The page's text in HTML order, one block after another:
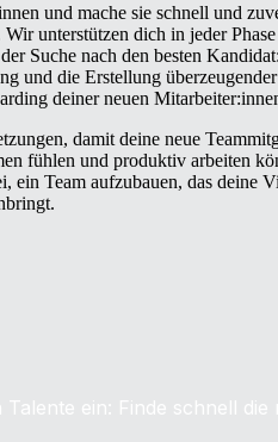
und mache sie schnell und
unterstützen dich in jeder Phase
Suche nach den besten
und die Erstellung
deiner neuen
damit deine neue
fühlen und produktiv arbeiten
ein Team aufzubauen, das deine
ein: Finde schnell die